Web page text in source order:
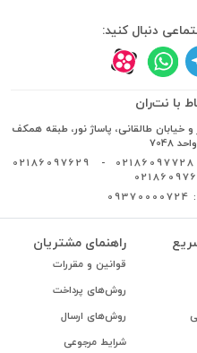
دنبال کنید:
با نت‌ران
خیابان طالقانی، پاساژ نور، طبقه همکف
7048
02186097728
-
02186097629
09370000724
راهنمای مشتریان
قوانین و مقررات
روش‌های پرداخت
روش‌های ارسال
شرایط مرجوعی